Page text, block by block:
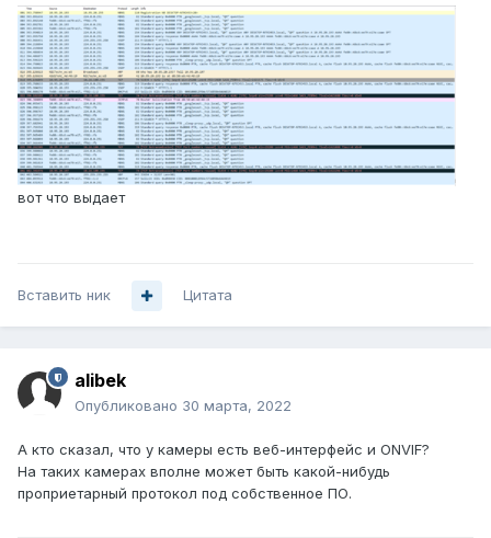
вот что выдает
Вставить ник Цитата
alibek
Опубликовано 30 марта, 2022
А кто сказал, что у камеры есть веб-интерфейс и ONVIF?
На таких камерах вполне может быть какой-нибудь
проприетарный протокол под собственное ПО.